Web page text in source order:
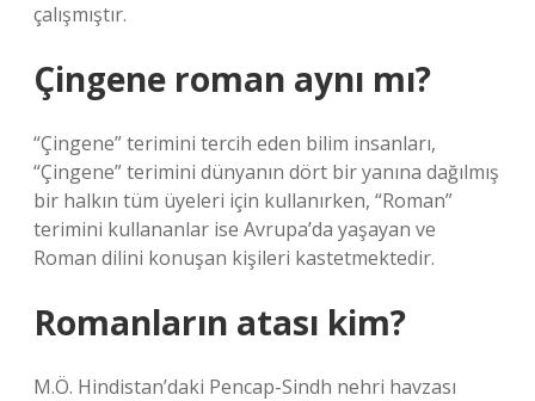
çalışmıştır.
Çingene roman aynı mı?
“Çingene” terimini tercih eden bilim insanları,
“Çingene” terimini dünyanın dört bir yanına dağılmış
bir halkın tüm üyeleri için kullanırken, “Roman”
terimini kullananlar ise Avrupa’da yaşayan ve
Roman dilini konuşan kişileri kastetmektedir.
Romanların atası kim?
M.Ö. Hindistan’daki Pencap-Sindh nehri havzası